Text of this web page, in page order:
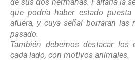
que podría haber estado
afuera, y cuya señal borraran las
pasado.
También debemos destacar los
cada lado, con motivos animales.